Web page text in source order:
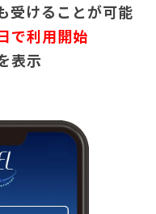
受けることが可能
で利用開始
表示